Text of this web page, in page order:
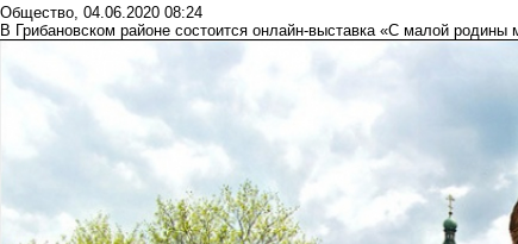
Общество, 04.06.2020 08:24
В Грибановском районе состоится онлайн-выставка «С малой родины